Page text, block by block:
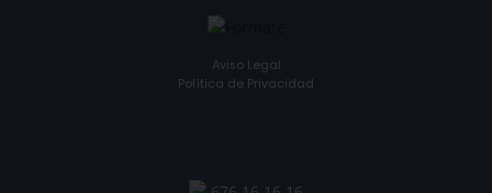
Aviso Legal
Política de Privacidad